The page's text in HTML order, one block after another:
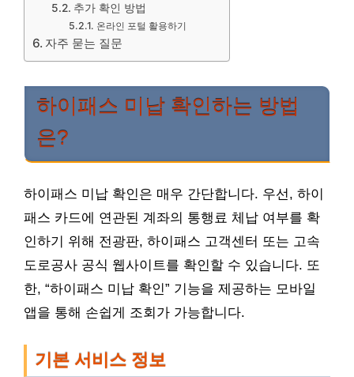
추가 확인 방법
온라인 포털 활용하기
자주 묻는 질문
하이패스 미납 확인하는 방법
은?
하이패스 미납 확인은 매우 간단합니다. 우선, 하이
패스 카드에 연관된 계좌의 통행료 체납 여부를 확
인하기 위해 전광판, 하이패스 고객센터 또는 고속
도로공사 공식 웹사이트를 확인할 수 있습니다. 또
한, “하이패스 미납 확인” 기능을 제공하는 모바일
앱을 통해 손쉽게 조회가 가능합니다.
기본 서비스 정보